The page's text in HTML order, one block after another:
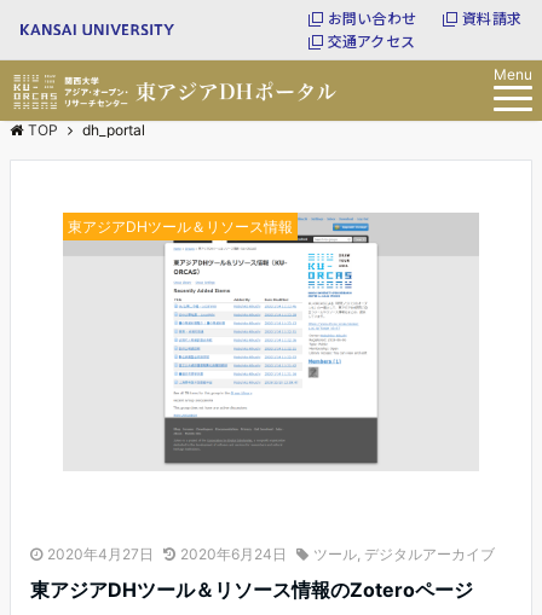
お問い合わせ
資料請求
交通アクセス
Menu
TOP dh_portal
東アジアDHツール＆リソース情報
2020年4月27日 2020年6月24日 ツール デジタルアーカイブ
東アジアDHツール＆リソース情報のZoteroページ